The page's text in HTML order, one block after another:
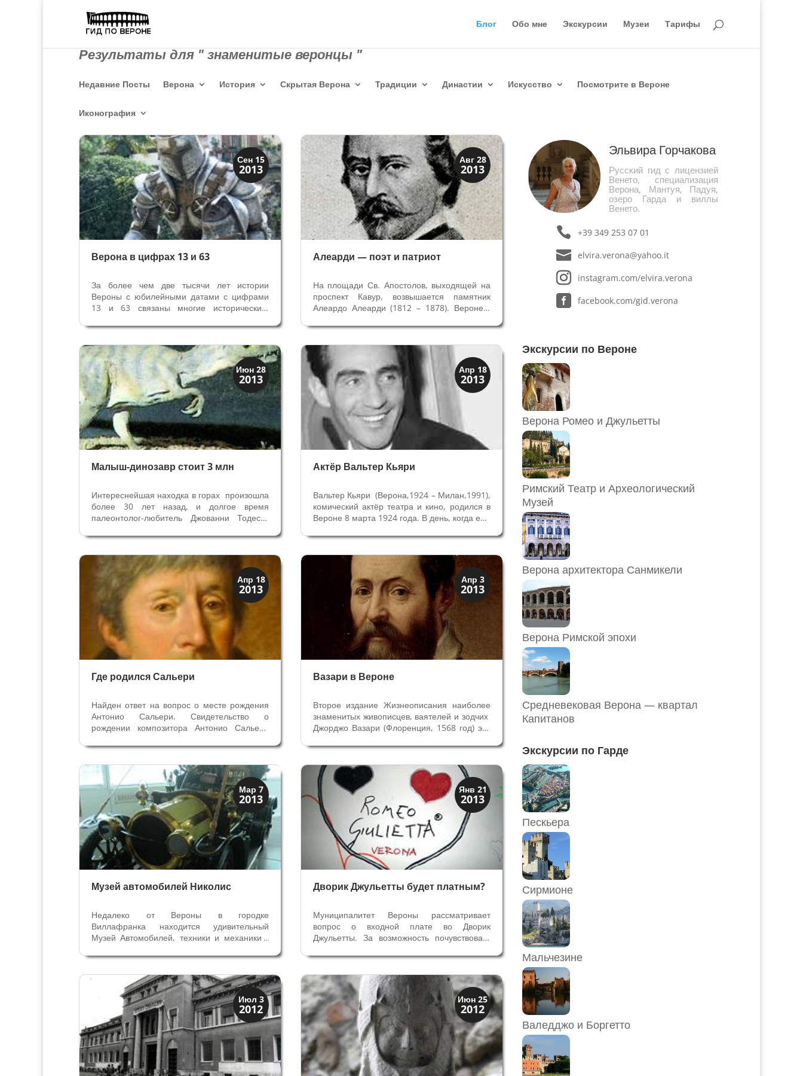
Блог Обо мне Экскурсии Музеи Тарифы
Результаты для " знаменитые веронцы "
Недавние Посты Верона История Скрытая Верона Традиции Династии Искусство Посмотрите в Вероне
Иконография
Сен 15
2013
XIX век до наших дней
Верона
Верона в цифрах 13 и 63
За более чем две тысячи лет истории
Вероны с юбилейными датами с цифрами
13 и 63 связаны многие исторические,
города. После битвы в 312 году в
окрестностяхх Вероны между Константином
и префектом Массенцием, Константин
становится...
Июн 28
2013
История
Открытия
Малыш-динозавр стоит 3 млн
Интереснейшая находка в горах произошла
более 30 лет назад, и долгое время
палеонтолог-любитель Джованни Тодеско
найденный камень может стоить свыше 3
милионов евро. «Открытие века» назвали
его профессиональны-палеонтологи,
когда...
Апр 18
2013
Загадки прошлого
История
Где родился Сальери
Найден ответ на вопрос о месте рождения
Антонио Сальери. Свидетельство о
рождении композитора Антонио Сальери
благодаря помощи Ротари Клуба Леньяго. В
декабре прошлого года директор Фонда
Фиорони Андреа Феррарезе во время
проведения...
Мар 7
2013
Искусство
Музеи
Музей автомобилей Николис
Недалеко от Вероны в городке
Виллафранка находится удивительный
Музей Автомобилей, техники и механики -
изобретений и достижений человека за
коллекционер Лучано Николис собрал
многочисленные экспонаты...
Июл 3
2012
Скрытая Верона
Улицы и площади
Авг 28
2013
Верона
Веронцы
Алеарди — поэт и патриот
На площади Св. Апостолов, выходящей на
проспект Кавур, возвышается памятник
Алеардо Алеарди (1812 – 1878). Веронец,
почитаем как величайший поэт
современности, его творчество обязательно
изучали в школах . А вот после смерти он
был...
Апр 18
2013
Верона
Веронцы
Актёр Вальтер Кьяри
Вальтер Кьяри (Верона,1924 – Милан,1991),
комический актёр театра и кино, родился в
Вероне 8 марта 1924 года. В день, когда ему
установлена мемориальная доска из
позолоченной бронзы в доме по адресу:
улица Кваттро Спаде, № 18. Именно...
Апр 3
2013
Искусство
Художники
Вазари в Вероне
Второе издание Жизнеописания наиболее
знаменитых живописцев, ваятелей и зодчих
Джорджо Вазари (Флоренция, 1568 год) это
истории искусства Вероны. Все
последующие исследования всего лишь
расширяют и обогащают наши знания о...
Янв 21
2013
XIX век до наших дней
Верона
Дворик Джульетты будет платным?
Муниципалитет Вероны рассматривает
вопрос о входной плате во Дворик
Джульетты. За возможность почувствовать
давно установлена оплата входного билета,
намереваются установить платный вход
во...
Июн 25
2012
XIX век до наших дней
Верона
Эльвира Горчакова
Русский гид с лицензией
Венето, специализация
Верона, Мантуя, Падуя,
озеро Гарда и виллы
Венето.
+39 349 253 07 01
elvira.verona@yahoo.it
instagram.com/elvira.verona
facebook.com/gid.verona
Экскурсии по Вероне
Верона Ромео и Джульетты
Римский Театр и Археологический
Музей
Верона архитектора Санмикели
Верона Римской эпохи
Средневековая Верона — квартал
Капитанов
Экскурсии по Гарде
Пескьера
Сирмионе
Мальчезине
Валедджо и Боргетто